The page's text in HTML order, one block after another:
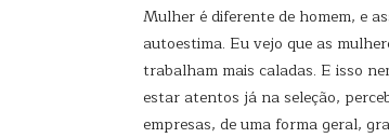
Mulher é diferente de homem, e
autoestima. Eu vejo que as
trabalham mais caladas. E isso
estar atentos já na seleção,
empresas, de uma forma geral,